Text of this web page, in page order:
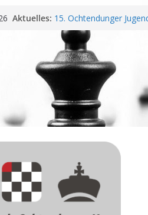
Aktuelles: 15. Ochtendunger
Erfolg
Schachfreunde
Vereinbarung für Vereine
Schachfreunde mit
Nadir Üstüntas überragt
Einladung zur
Meisterschaft und